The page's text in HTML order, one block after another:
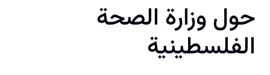
حول وزارة الصحة
الفلسطينية